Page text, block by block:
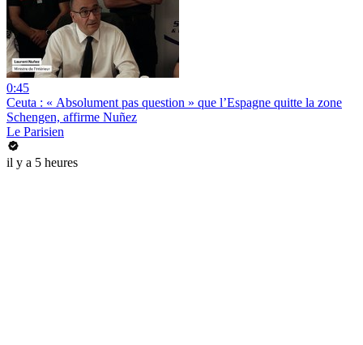
0:45
Ceuta : « Absolument pas question » que l’Espagne quitte la zone
Schengen, affirme Nuñez
Le Parisien
il y a 5 heures